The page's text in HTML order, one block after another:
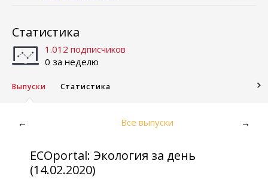
Статистика
1.012 подписчиков
0 за неделю
Выпуски Статистика
← Все выпуски →
ECOportal: Экология за день
(14.02.2020)